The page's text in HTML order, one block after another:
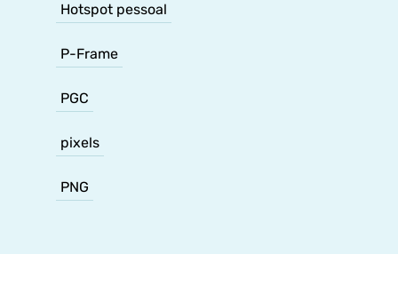
Hotspot pessoal
P-Frame
PGC
pixels
PNG